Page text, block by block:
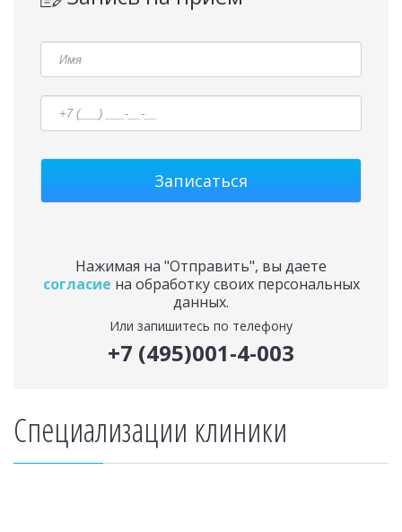
Нажимая на "Отправить", вы даете
согласие на обработку своих персональных
данных.
Или запишитесь по телефону
+7 (495)001-4-003
Специализации клиники